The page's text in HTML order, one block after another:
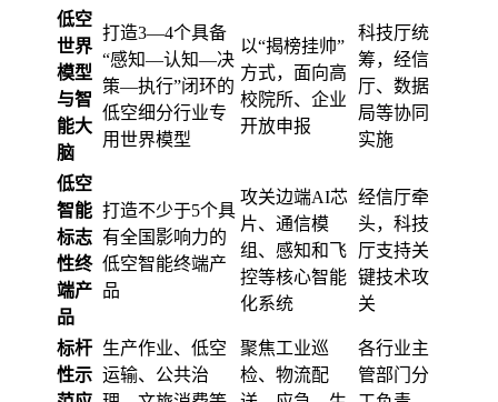
低空
世界
模型
与智
能大
脑
打造3—4个具备
“感知—认知—决
策—执行”闭环的
低空细分行业专
用世界模型
以“揭榜挂帅”
方式，面向高
校院所、企业
开放申报
科技厅统
筹，经信
厅、数据
局等协同
实施
低空
智能
标志
性终
端产
品
打造不少于5个具
有全国影响力的
低空智能终端产
品
攻关边端AI芯
片、通信模
组、感知和飞
控等核心智能
化系统
经信厅牵
头，科技
厅支持关
键技术攻
关
标杆
性示
生产作业、低空
运输、公共治
聚焦工业巡
检、物流配
各行业主
管部门分